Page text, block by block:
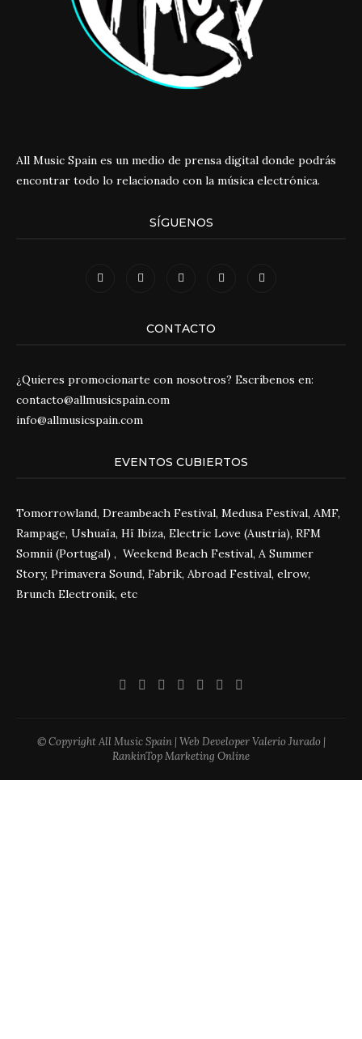
All Music Spain es un medio de prensa digital donde podrás
encontrar todo lo relacionado con la música electrónica.
SÍGUENOS
CONTACTO
¿Quieres promocionarte con nosotros? Escríbenos en:
contacto@allmusicspain.com
info@allmusicspain.com
EVENTOS CUBIERTOS
Tomorrowland, Dreambeach Festival, Medusa Festival, AMF,
Rampage, Ushuaïa, Hï Ibiza, Electric Love (Austria), RFM
Somnii (Portugal) , Weekend Beach Festival, A Summer
Story, Primavera Sound, Fabrik, Abroad Festival, elrow,
Brunch Electronik, etc
© Copyright All Music Spain | Web Developer Valerio Jurado |
RankinTop Marketing Online